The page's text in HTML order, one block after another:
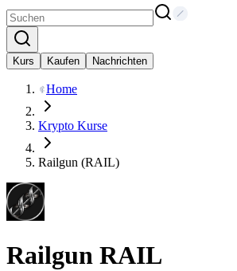
Kurs Kaufen Nachrichten
Home
Krypto Kurse
Railgun (RAIL)
Railgun RAIL